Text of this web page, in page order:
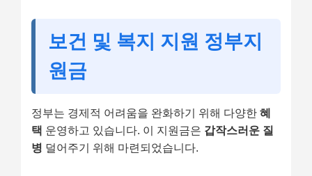
보건 및 복지 지원 정부지
원금
정부는 경제적 어려움을 완화하기 위해 다양한 혜
택 운영하고 있습니다. 이 지원금은 갑작스러운 질
병 덜어주기 위해 마련되었습니다.